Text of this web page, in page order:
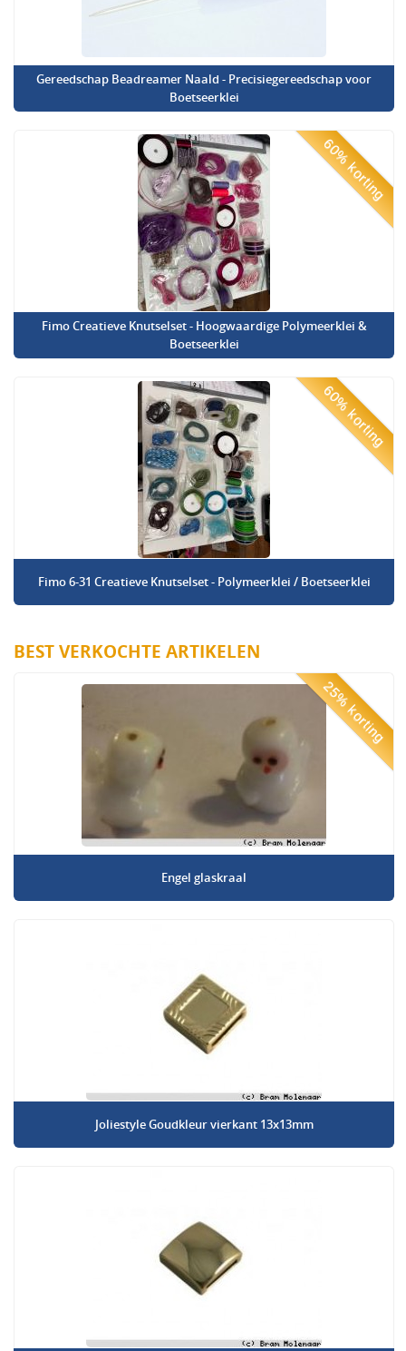
Gereedschap Beadreamer Naald - Precisiegereedschap voor
Boetseerklei
60% korting
Fimo Creatieve Knutselset - Hoogwaardige Polymeerklei &
Boetseerklei
60% korting
Fimo 6-31 Creatieve Knutselset - Polymeerklei / Boetseerklei
BEST VERKOCHTE ARTIKELEN
25% korting
Engel glaskraal
Joliestyle Goudkleur vierkant 13x13mm